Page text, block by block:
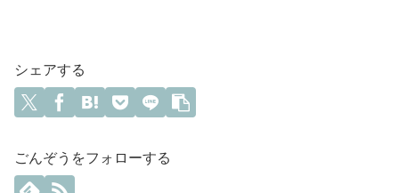
シェアする
ごんぞうをフォローする